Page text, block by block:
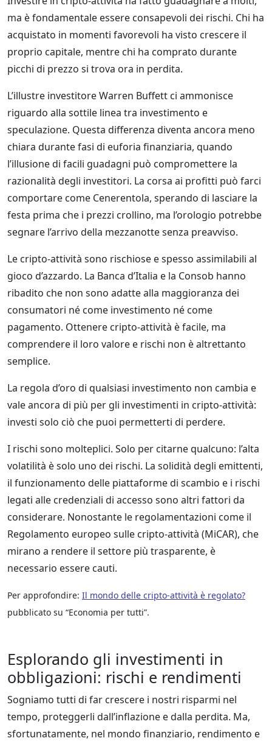
ma è fondamentale essere consapevoli dei rischi. Chi ha
acquistato in momenti favorevoli ha visto crescere il
proprio capitale, mentre chi ha comprato durante
picchi di prezzo si trova ora in perdita.
L’illustre investitore Warren Buffett ci ammonisce
riguardo alla sottile linea tra investimento e
speculazione. Questa differenza diventa ancora meno
chiara durante fasi di euforia finanziaria, quando
l’illusione di facili guadagni può compromettere la
razionalità degli investitori. La corsa ai profitti può farci
comportare come Cenerentola, sperando di lasciare la
festa prima che i prezzi crollino, ma l’orologio potrebbe
segnare l’arrivo della mezzanotte senza preavviso.
Le cripto-attività sono rischiose e spesso assimilabili al
gioco d’azzardo. La Banca d’Italia e la Consob hanno
ribadito che non sono adatte alla maggioranza dei
consumatori né come investimento né come
pagamento. Ottenere cripto-attività è facile, ma
comprendere il loro valore e rischi non è altrettanto
semplice.
La regola d’oro di qualsiasi investimento non cambia e
vale ancora di più per gli investimenti in cripto-attività:
investi solo ciò che puoi permetterti di perdere.
I rischi sono molteplici. Solo per citarne qualcuno: l’alta
volatilità è solo uno dei rischi. La solidità degli emittenti,
il funzionamento delle piattaforme di scambio e i rischi
legati alle credenziali di accesso sono altri fattori da
considerare. Nonostante le regolamentazioni come il
Regolamento europeo sulle cripto-attività (MiCAR), che
mirano a rendere il settore più trasparente, è
necessario essere cauti.
Per approfondire: Il mondo delle cripto-attività è regolato?
pubblicato su “Economia per tutti”.
Esplorando gli investimenti in
obbligazioni: rischi e rendimenti
Sogniamo tutti di far crescere i nostri risparmi nel
tempo, proteggerli dall’inflazione e dalla perdita. Ma,
sfortunatamente, nel mondo finanziario, rendimento e